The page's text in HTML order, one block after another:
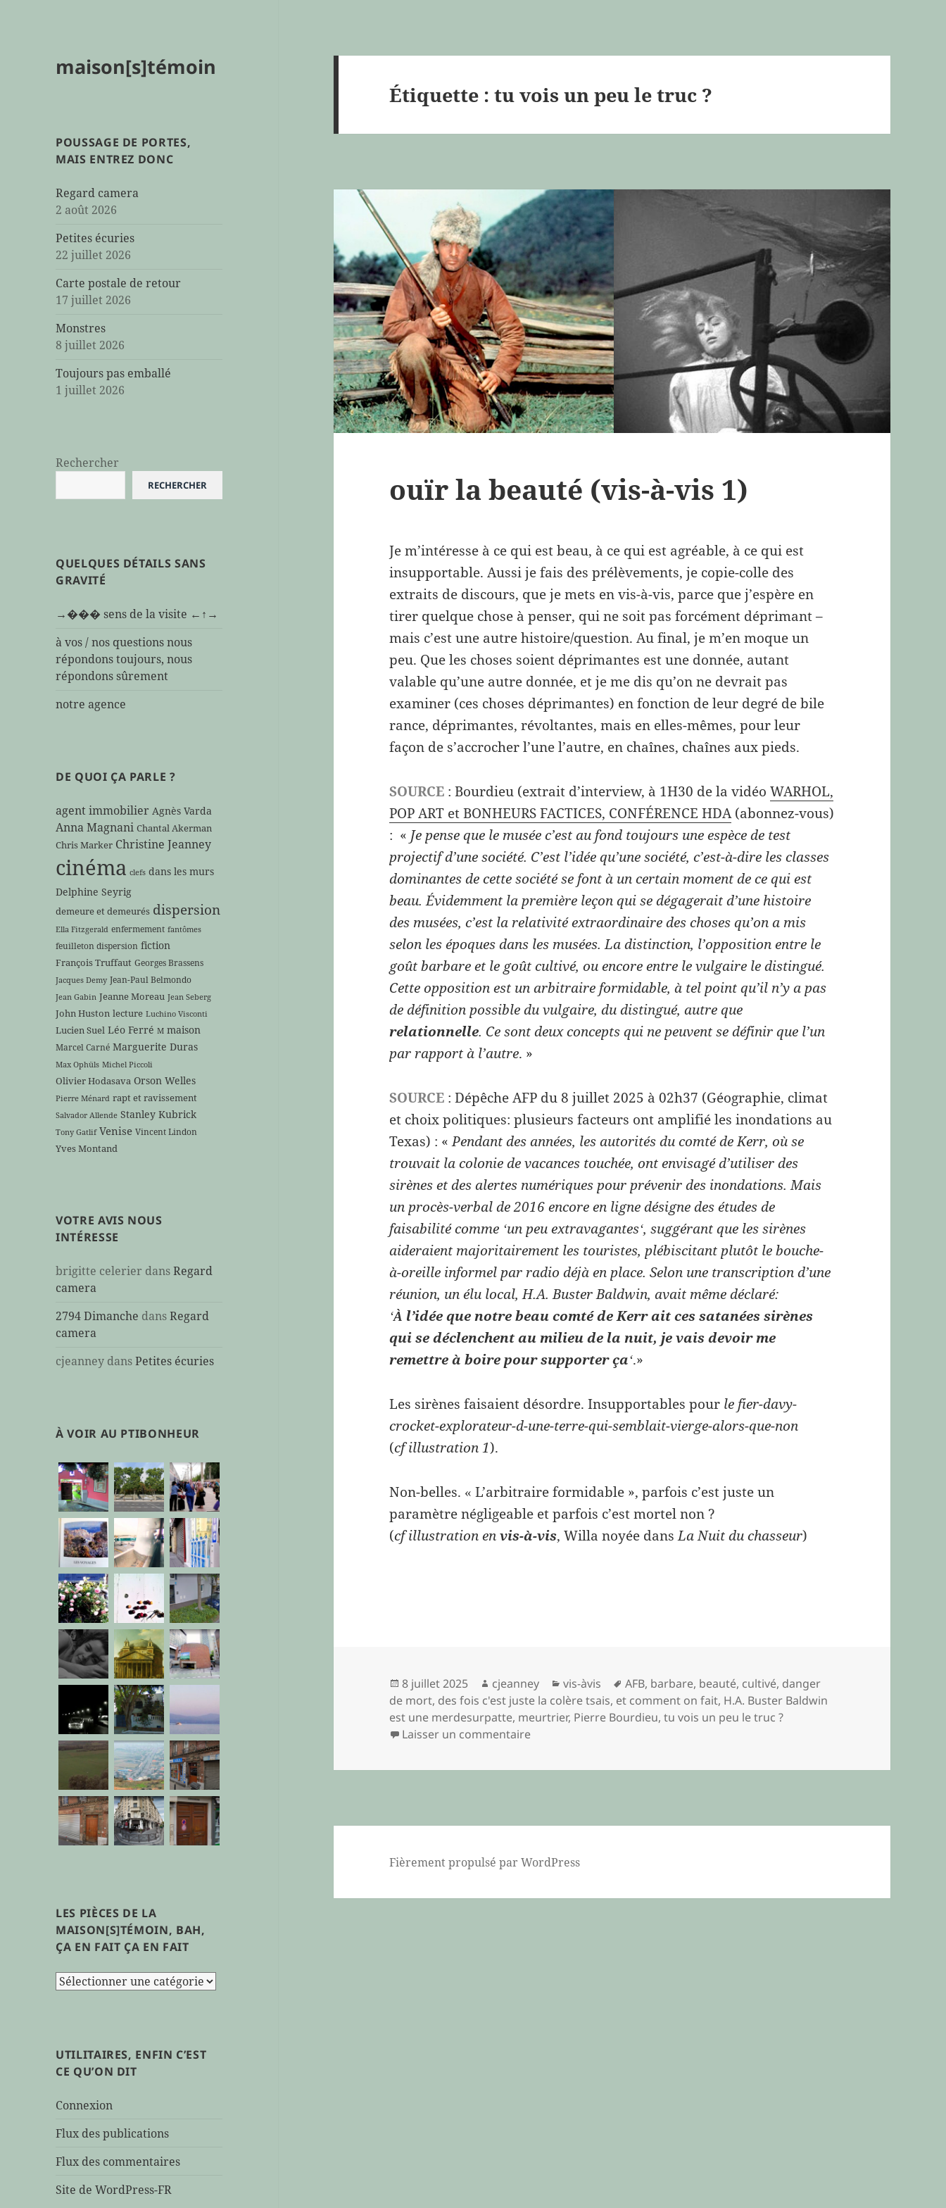
maison[s]témoin
POUSSAGE DE PORTES,
MAIS ENTREZ DONC
Regard camera
2 août 2026
Petites écuries
22 juillet 2026
Carte postale de retour
17 juillet 2026
Monstres
8 juillet 2026
Toujours pas emballé
1 juillet 2026
Rechercher
RECHERCHER
QUELQUES DÉTAILS SANS
GRAVITÉ
→��� sens de la visite ←↑→
à vos / nos questions nous
répondons toujours, nous
répondons sûrement
notre agence
DE QUOI ÇA PARLE ?
agent immobilier Agnès Varda
Anna Magnani Chantal Akerman
Chris Marker Christine Jeanney
cinéma clefs dans les murs
Delphine Seyrig
demeure et demeurés dispersion
Ella Fitzgerald enfermement fantômes
feuilleton dispersion fiction
François Truffaut Georges Brassens
Jacques Demy Jean-Paul Belmondo
Jean Gabin Jeanne Moreau Jean Seberg
John Huston lecture Luchino Visconti
Lucien Suel Léo Ferré M maison
Marcel Carné Marguerite Duras
Max Ophüls Michel Piccoli
Olivier Hodasava Orson Welles
Pierre Ménard rapt et ravissement
Salvador Allende Stanley Kubrick
Tony Gatlif Venise Vincent Lindon
Yves Montand
VOTRE AVIS NOUS
INTÉRESSE
brigitte celerier dansRegard
camera
2794 Dimanche dansRegard
camera
cjeanney dansPetites écuries
À VOIR AU PTIBONHEUR
LES PIÈCES DE LA
MAISON[S]TÉMOIN, BAH,
ÇA EN FAIT ÇA EN FAIT
les
maison[s]témoin,
bah,
en
ça
fait
UTILITAIRES, ENFIN C’EST
CE QU’ON DIT
Connexion
Flux des publications
Flux des commentaires
Site de WordPress-FR
Étiquette :tu vois un peu le truc ?
ouïr la beauté (vis-à-vis 1)
Je m’intéresse à ce qui est beau, à ce qui est agréable, à ce qui est
insupportable. Aussi je fais des prélèvements, je copie-colle des
extraits de discours, que je mets en vis-à-vis, parce que j’espère en
tirer quelque chose à penser, qui ne soit pas forcément déprimant –
mais c’est une autre histoire/question. Au final, je m’en moque un
peu. Que les choses soient déprimantes est une donnée, autant
valable qu’une autre donnée, et je me dis qu’on ne devrait pas
examiner (ces choses déprimantes) en fonction de leur degré de bile
rance, déprimantes, révoltantes, mais en elles-mêmes, pour leur
façon de s’accrocher l’une l’autre, en chaînes, chaînes aux pieds.
SOURCE : Bourdieu (extrait d’interview, à 1H30 de la vidéoWARHOL,
POP ART et BONHEURS FACTICES, CONFÉRENCE HDA(abonnez-vous)
: « Je pense que le musée c’est au fond toujours une espèce de test
projectif d’une société. C’est l’idée qu’une société, c’est-à-dire les classes
dominantes de cette société se font à un certain moment de ce qui est
beau. Évidemment la première leçon qui se dégagerait d’une histoire
des musées, c’est la relativité extraordinaire des choses qu’on a mis
selon les époques dans les musées. La distinction, l’opposition entre le
goût barbare et le goût cultivé, ou encore entre le vulgaire le distingué.
Cette opposition est un arbitraire formidable, à tel point qu’il n’y a pas
de définition possible du vulgaire, du distingué, autre que
relationnelle. Ce sont deux concepts qui ne peuvent se définir que l’un
par rapport à l’autre. »
SOURCE : Dépêche AFP du 8 juillet 2025 à 02h37 (Géographie, climat
et choix politiques: plusieurs facteurs ont amplifié les inondations au
Texas) : «Pendant des années, les autorités du comté de Kerr, où se
trouvait la colonie de vacances touchée, ont envisagé d’utiliser des
sirènes et des alertes numériques pour prévenir des inondations. Mais
un procès-verbal de 2016 encore en ligne désigne des études de
faisabilité comme ‘un peu extravagantes‘, suggérant que les sirènes
aideraient majoritairement les touristes, plébiscitant plutôt le bouche-
à-oreille informel par radio déjà en place. Selon une transcription d’une
réunion, un élu local, H.A. Buster Baldwin, avait même déclaré:
‘À l’idée que notre beau comté de Kerr ait ces satanées sirènes
qui se déclenchent au milieu de la nuit, je vais devoir me
remettre à boire pour supporter ça‘.»
Les sirènes faisaient désordre. Insupportables pour le fier-davy-
crocket-explorateur-d-une-terre-qui-semblait-vierge-alors-que-non
(cf illustration 1).
Non-belles. «L’arbitraire formidable », parfois c’est juste un
paramètre négligeable et parfois c’est mortel non ?
(cf illustration envis-à-vis, Willa noyée dansLa Nuit du chasseur)
Publié
le
8 juillet 2025 Auteur
cjeanney Catégories
vis-àvis
Mots-
clés
AFB, barbare, beauté, cultivé, danger
de mort, des fois c'est juste la colère tsais, et comment on fait, H.A. Buster Baldwin
est une merdesurpatte, meurtrier, Pierre Bourdieu,tu vois un peu le truc ?
Laisser un commentairesur ouïr la beauté (vis-à-vis 1)
Fièrement propulsé par WordPress